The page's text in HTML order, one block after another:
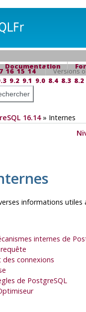
Documentation
16 15 14
Versions
9.2 9.1 9.0 8.4 8.3 8.2
16.14» Internes
informations utiles
internes de
des connexions
de PostgreSQL